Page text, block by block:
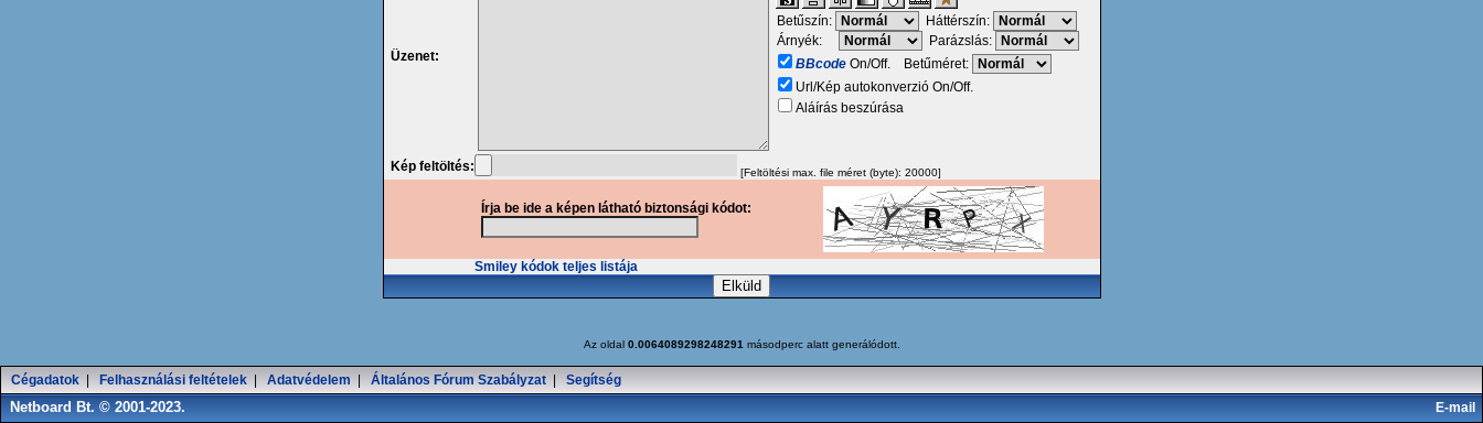
Üzenet:
Betűszín:
Háttérszín:
Árnyék:
Parázslás:
BBcodeOn/Off. Betűméret:
Url/Kép autokonverzió On/Off.
Aláírás beszúrása
Kép feltöltés: [Feltöltési max. file méret (byte): 20000]
Írja be ide a képen látható biztonsági kódot:
Smiley kódok teljes listája
Az oldal 0.0064089298248291 másodperc alatt generálódott.
Cégadatok Felhasználási feltételek Adatvédelem Általános Fórum Szabályzat Segítség
Netboard Bt. © 2001-2023. E-mail